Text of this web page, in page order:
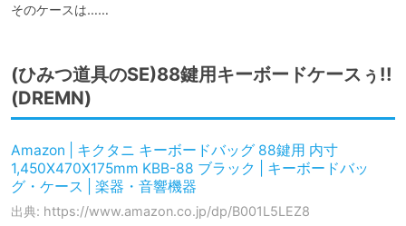
そのケースは……
(ひみつ道具のSE)88鍵用キーボードケースぅ!!
(DREMN)
Amazon | キクタニ キーボードバッグ 88鍵用 内寸
1,450X470X175mm KBB-88 ブラック | キーボードバッ
グ・ケース | 楽器・音響機器
出典: https://www.amazon.co.jp/dp/B001L5LEZ8